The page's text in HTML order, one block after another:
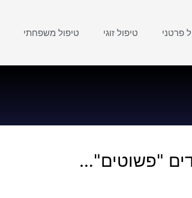
פרטני טיפול זוגי טיפול משפחתי
"פשוטים"…